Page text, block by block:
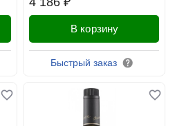
В корзину
Быстрый заказ